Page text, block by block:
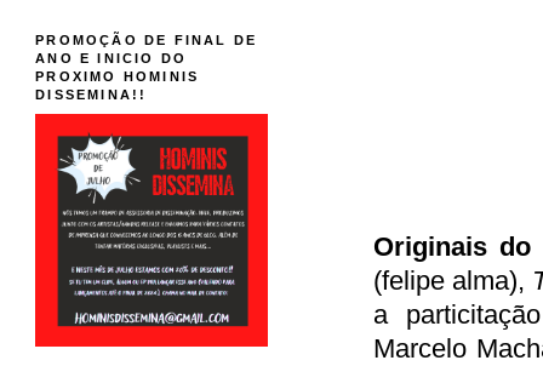
Originais do
(felipe alma),
a
Marcelo
PROMOÇÃO DE FINAL DE
ANO E INICIO DO
PROXIMO HOMINIS
DISSEMINA!!